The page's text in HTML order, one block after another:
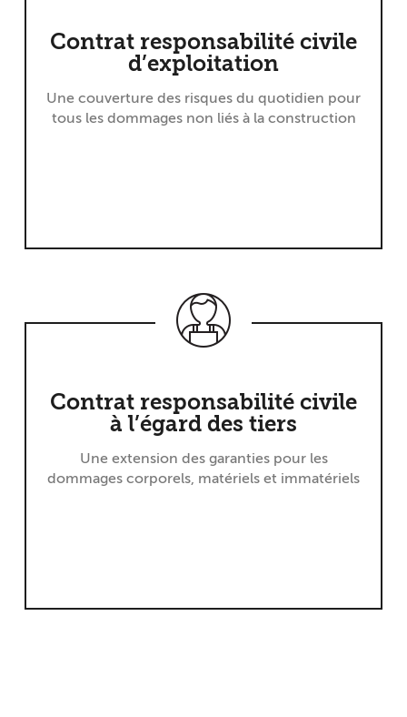
Contrat responsabilité civile
d’exploitation
Une couverture des risques du quotidien pour
tous les dommages non liés à la construction
Contrat responsabilité civile
à l’égard des tiers
Une extension des garanties pour les
dommages corporels, matériels et immatériels